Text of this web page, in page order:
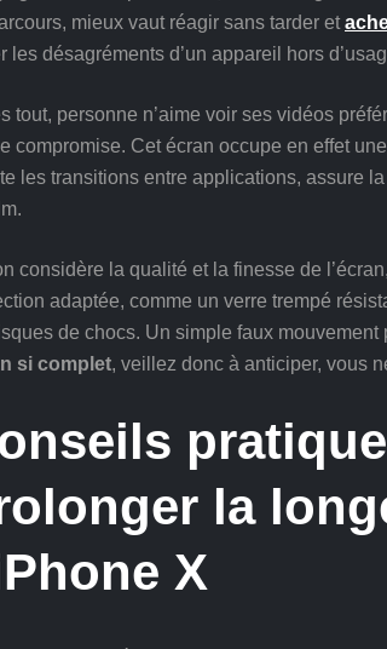
mieux vaut réagir sans tarder et
les désagréments d’un appareil hors
tout, personne n’aime voir ses vidéos
compromise. Cet écran occupe en effet
les transitions entre applications, assure
considère la qualité et la finesse de
adaptée, comme un verre trempé
de chocs. Un simple faux
si complet, veillez donc à anticiper, vous
la
X